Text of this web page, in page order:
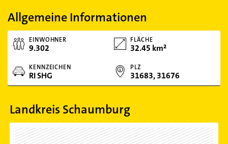
Allgemeine Informationen
EINWOHNER
9.302
FLÄCHE
32.45 km²
KENNZEICHEN
RI SHG
PLZ
31683, 31676
Landkreis Schaumburg